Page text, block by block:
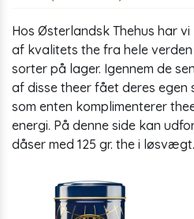
Hos Østerlandsk Thehus har
af kvalitets the fra hele
sorter på lager. Igennem de
af disse theer fået deres
som enten komplimenterer
energi. På denne side kan
dåser med 125 gr. the i løsvægt.